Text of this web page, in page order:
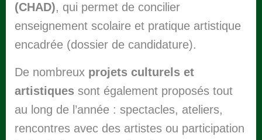
(CHAD), qui permet de concilier
enseignement scolaire et pratique artistique
encadrée (dossier de candidature).
De nombreux projets culturels et
artistiques sont également proposés tout
au long de l’année : spectacles, ateliers,
rencontres avec des artistes ou participation